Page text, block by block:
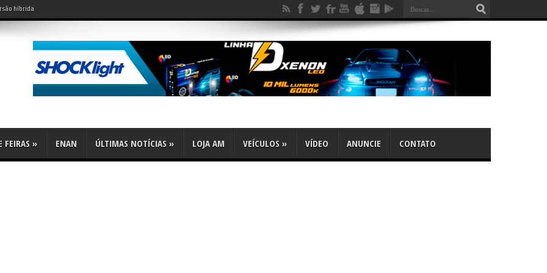
híbrida
leve?
FEIRAS » ENAN ÚLTIMAS NOTÍCIAS » LOJA AM VEÍCULOS » VÍDEO ANUNCIE CONTATO